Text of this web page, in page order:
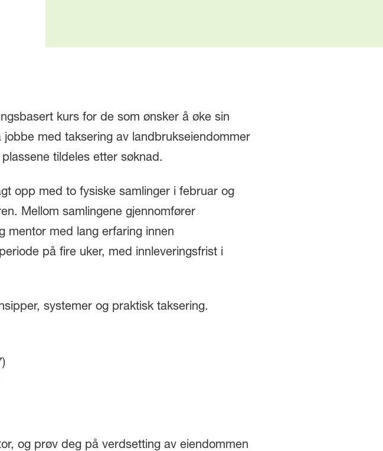
kurs for de som ønsker å øke sin
med taksering av landbrukseiendommer
tildeles etter søknad.
opp med to fysiske samlinger i februar og
Mellom samlingene gjennomfører
mentor med lang erfaring innen
på fire uker, med innleveringsfrist i
systemer og praktisk taksering.
og prøv deg på verdsetting av eiendommen